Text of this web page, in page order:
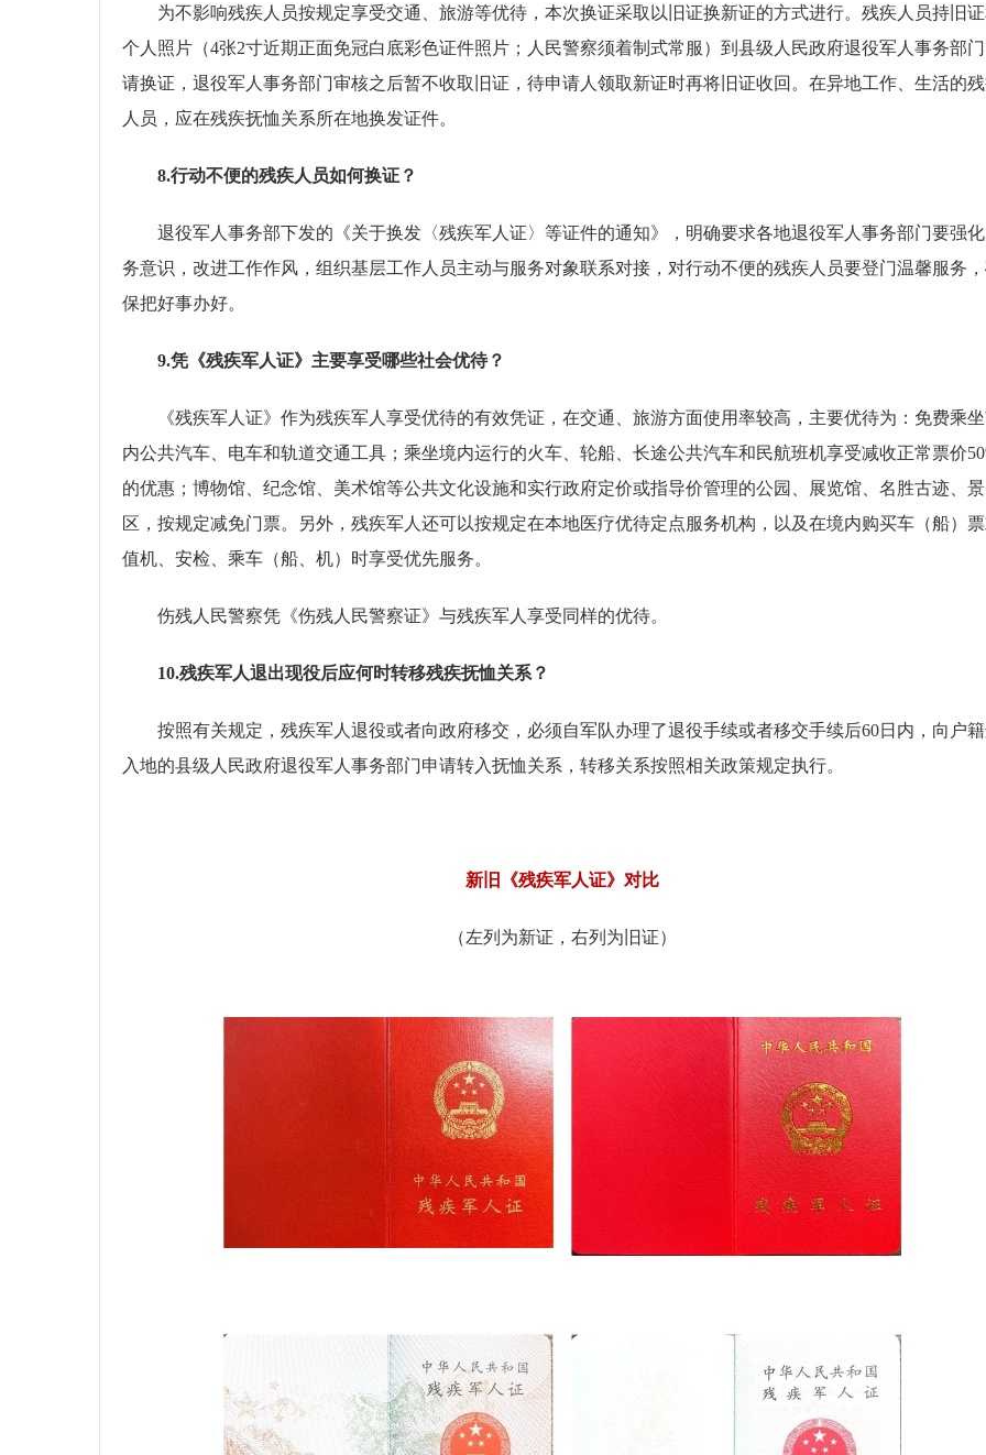
为不影响残疾人员按规定享受交通、旅游等优待，本次换证采取以旧证换新证的方式进行。残疾人员持旧
个人照片（4张2寸近期正面免冠白底彩色证件照片；人民警察须着制式常服）到县级人民政府退役军人事务部
请换证，退役军人事务部门审核之后暂不收取旧证，待申请人领取新证时再将旧证收回。在异地工作、生活的
人员，应在残疾抚恤关系所在地换发证件。
8.行动不便的残疾人员如何换证？
退役军人事务部下发的《关于换发〈残疾军人证〉等证件的通知》，明确要求各地退役军人事务部门要强
务意识，改进工作作风，组织基层工作人员主动与服务对象联系对接，对行动不便的残疾人员要登门温馨服务
保把好事办好。
9.凭《残疾军人证》主要享受哪些社会优待？
《残疾军人证》作为残疾军人享受优待的有效凭证，在交通、旅游方面使用率较高，主要优待为：免费乘
内公共汽车、电车和轨道交通工具；乘坐境内运行的火车、轮船、长途公共汽车和民航班机享受减收正常票价
的优惠；博物馆、纪念馆、美术馆等公共文化设施和实行政府定价或指导价管理的公园、展览馆、名胜古迹、景
区，按规定减免门票。另外，残疾军人还可以按规定在本地医疗优待定点服务机构，以及在境内购买车（船）
值机、安检、乘车（船、机）时享受优先服务。
伤残人民警察凭《伤残人民警察证》与残疾军人享受同样的优待。
10.残疾军人退出现役后应何时转移残疾抚恤关系？
按照有关规定，残疾军人退役或者向政府移交，必须自军队办理了退役手续或者移交手续后60日内，向户
入地的县级人民政府退役军人事务部门申请转入抚恤关系，转移关系按照相关政策规定执行。
新旧《残疾军人证》对比
（左列为新证，右列为旧证）